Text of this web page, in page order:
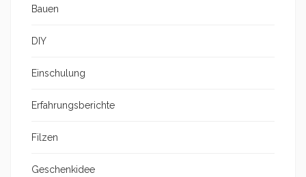
Bauen
DIY
Einschulung
Erfahrungsberichte
Filzen
Geschenkidee